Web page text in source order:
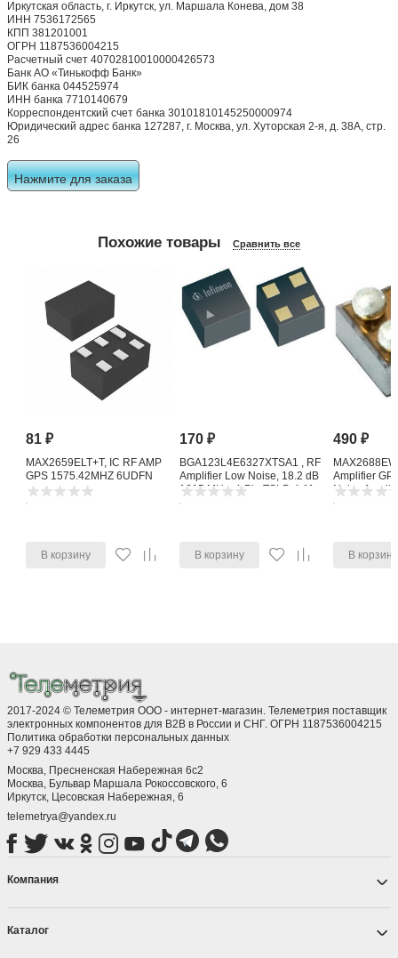
Иркутская область, г. Иркутск, ул. Маршала Конева, дом 38
ИНН 7536172565
КПП 381201001
ОГРН 1187536004215
Расчетный счет 40702810010000426573
Банк АО «Тинькофф Банк»
БИК банка 044525974
ИНН банка 7710140679
Корреспондентский счет банка 30101810145250000974
Юридический адрес банка 127287, г. Москва, ул. Хуторская 2-я, д. 38А, стр.
26
Нажмите для заказа
Похожие товары Сравнить все
81₽
MAX2659ELT+T, IC RF AMP
GPS 1575.42MHZ 6UDFN
В корзину
170₽
BGA123L4E6327XTSA1 , RF
Amplifier Low Noise, 18.2 dB
1615 MHz, 4-Pin TSLP-4-11
В корзину
490₽
Amplifier
Noise
В корзину
2017-2024 © Телеметрия ООО - интернет-магазин. Телеметрия поставщик
электронных компонентов для B2B в России и СНГ. ОГРН 1187536004215
Политика обработки персональных данных
+7 929 433 4445
Москва, Пресненская Набережная 6с2
Москва, ​Бульвар Маршала Рокоссовского, 6
Иркутск, ​Цесовская Набережная, 6
telemetrya@yandex.ru
Компания
Каталог